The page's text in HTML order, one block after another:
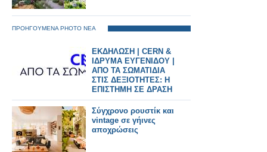
ΠΡΟΗΓΟΥΜΕΝΑ PHOTO ΝΕΑ
ΕΚΔΗΛΩΣΗ | CERN &
ΙΔΡΥΜΑ ΕΥΓΕΝΙΔΟΥ |
ΑΠΟ ΤΑ ΣΩΜΑΤΙΔΙΑ
ΣΤΙΣ ΔΕΞΙΟΤΗΤΕΣ: Η
ΕΠΙΣΤΗΜΗ ΣΕ ΔΡΑΣΗ
Σύγχρονο ρουστίκ και
vintage σε γήινες
αποχρώσεις